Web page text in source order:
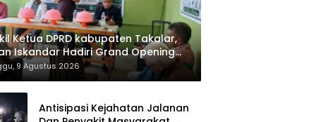
Ketua DPRD kabupaten Takalar,
Iskandar Hadiri Grand Opening
sehat Pertama di Takalar,
Terapis Gratis untuk Pasien
dan umum.
9 Agustus 2026
Antisipasi Kejahatan Jalanan